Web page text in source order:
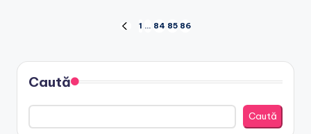
articole
PREVIOUS
1 … 84 85 86
Caută
Caută